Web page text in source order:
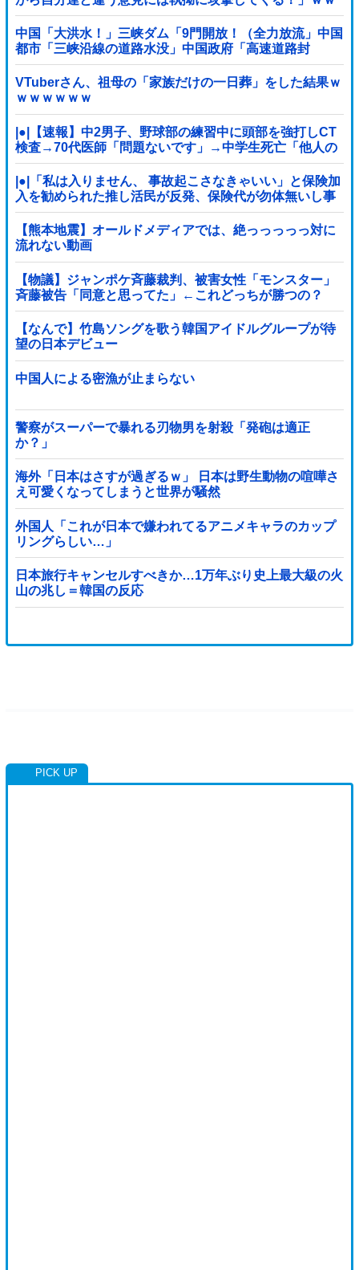
ｗｗｗｗｗｗｗｗｗｗｗｗ
中国「大洪水！」三峡ダム「9門開放！（全力放流」中国
都市「三峡沿線の道路水没」中国政府「高速道路封
鎖！」中国ダム「緊急放流に合わせて開門（土砂崩れ発
生」→
VTuberさん、祖母の「家族だけの一日葬」をした結果ｗ
ｗｗｗｗｗｗ
|●|【速報】中2男子、野球部の練習中に頭部を強打しCT
検査→70代医師「問題ないです」→中学生死亡「他人の
CT画像みてました」
|●|「私は入りません、 事故起こさなきゃいい」と保険加
入を勧められた推し活民が反発、保険代が勿体無いし事
故起こしたとして……
【熊本地震】オールドメディアでは、絶っっっっっ対に
流れない動画
【物議】ジャンポケ斉藤裁判、被害女性「モンスター」
斉藤被告「同意と思ってた」←これどっちが勝つの？
【なんで】竹島ソングを歌う韓国アイドルグループが待
望の日本デビュー
中国人による密漁が止まらない
警察がスーパーで暴れる刃物男を射殺「発砲は適正
か？」
海外「日本はさすが過ぎるｗ」 日本は野生動物の喧嘩さ
え可愛くなってしまうと世界が騒然
外国人「これが日本で嫌われてるアニメキャラのカップ
リングらしい…」
日本旅行キャンセルすべきか…1万年ぶり史上最大級の火
山の兆し＝韓国の反応